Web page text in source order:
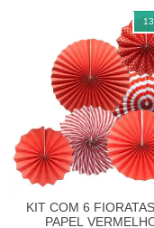
13
KIT COM 6
PAPEL